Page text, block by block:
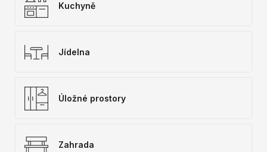
Kuchyně
Jídelna
Úložné prostory
Zahrada